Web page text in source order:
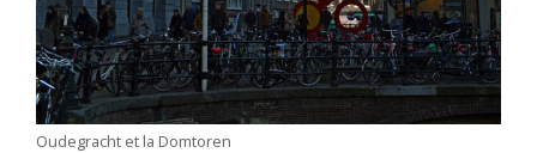
Oudegracht et la Domtoren